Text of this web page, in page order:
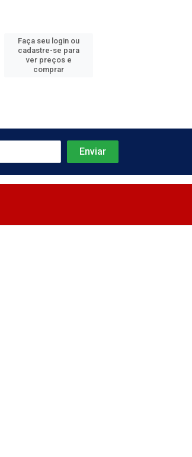
Faça seu login ou
cadastre-se para
ver preços e
comprar